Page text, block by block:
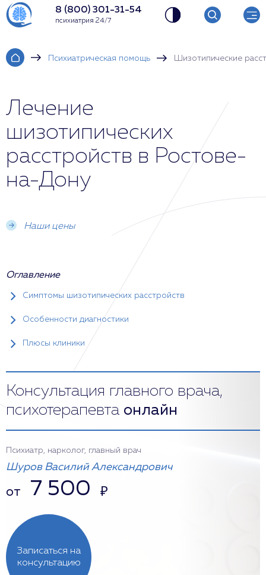
8 (800) 301-31-54
психиатрия 24/7
Психиатрическая помощь Шизотипические
Лечение
шизотипических
расстройств в Ростове-
на-Дону
Наши цены
Оглавление
Симптомы шизотипических расстройств
Особенности диагностики
Плюсы клиники
Консультация главного врача,
психотерапевта онлайн
Записаться на
консультацию
Психиатр, нарколог, главный врач
Шуров Василий Александрович
от 7 500 ₽